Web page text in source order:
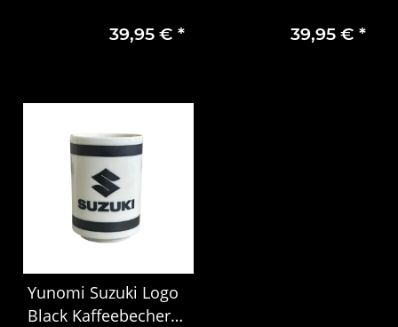
79NM0-34939,95 € *
79NM0-34939,95 €*
Yunomi Suzuki Logo
Black Kaffeebecher